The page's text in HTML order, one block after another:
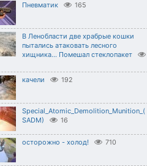
Пневматик 165
В Ленобласти две храбрые кошки
пытались атаковать лесного
хищника... Помешал стеклопакет⁠
качели 192
Special_Atomic_Demolition_Munition_(
SADM)
16
осторожно - холод! 710